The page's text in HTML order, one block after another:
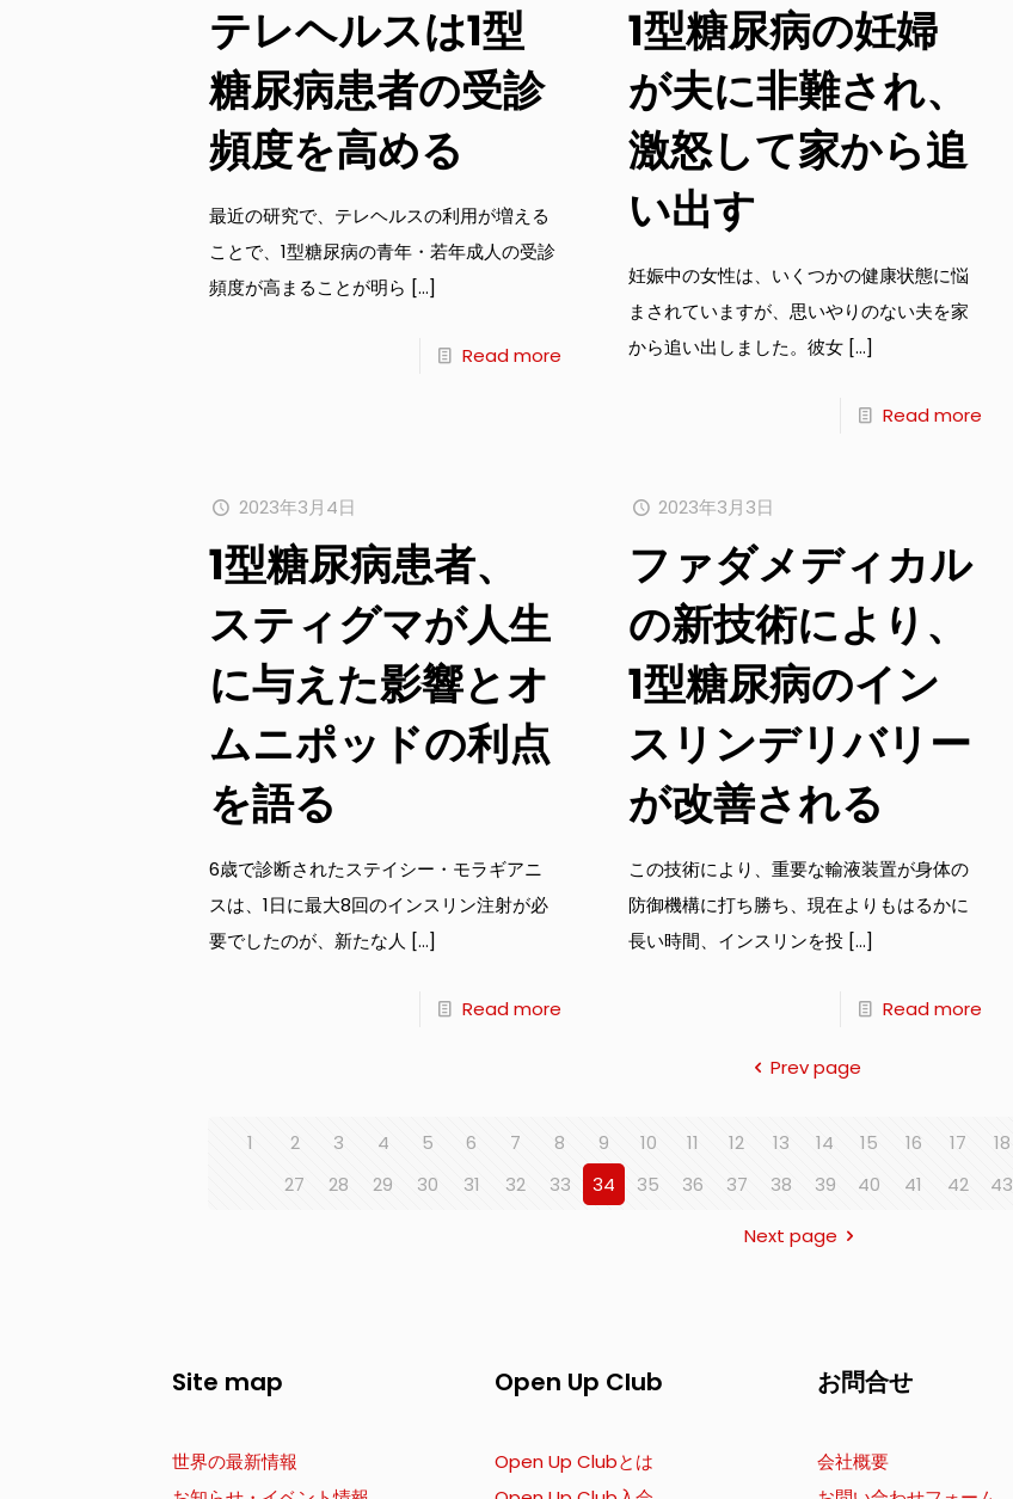
テレヘルスは1型
糖尿病患者の受診
頻度を高める
最近の研究で、テレヘルスの利用が増える
ことで、1型糖尿病の青年・若年成人の受診
頻度が高まることが明ら […]
Read more
1型糖尿病の妊婦
が夫に非難され、
激怒して家から追
い出す
妊娠中の女性は、いくつかの健康状態に悩
まされていますが、思いやりのない夫を家
から追い出しました。彼女 […]
Read more
2023年3月4日
1型糖尿病患者、
スティグマが人生
に与えた影響とオ
ムニポッドの利点
を語る
6歳で診断されたステイシー・モラギアニ
スは、1日に最大8回のインスリン注射が必
要でしたのが、新たな人 […]
Read more
2023年3月3日
ファダメディカル
の新技術により、
1型糖尿病のイン
スリンデリバリー
が改善される
この技術により、重要な輸液装置が身体の
防御機構に打ち勝ち、現在よりもはるかに
長い時間、インスリンを投 […]
Read more
Prev page
1 2 3 4 5 6 7 8 9 10 11 12 13 14 15 16 17 18
27
28 29 30 31 32 33 34 35 36 37 38 39 40 41 42 43
Next page
Site map
世界の最新情報
Open Up Club
Open Up Clubとは
お問合せ
会社概要